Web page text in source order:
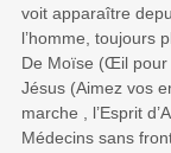
voit apparaître
l’homme, toujours
De Moïse (Œil
Jésus (Aimez vos
marche , l’Esprit
Médecins sans